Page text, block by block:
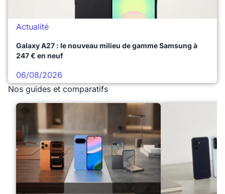
Actualité
Galaxy A27 : le nouveau milieu de gamme Samsung à
247 € en neuf
06/08/2026
Nos guides et comparatifs